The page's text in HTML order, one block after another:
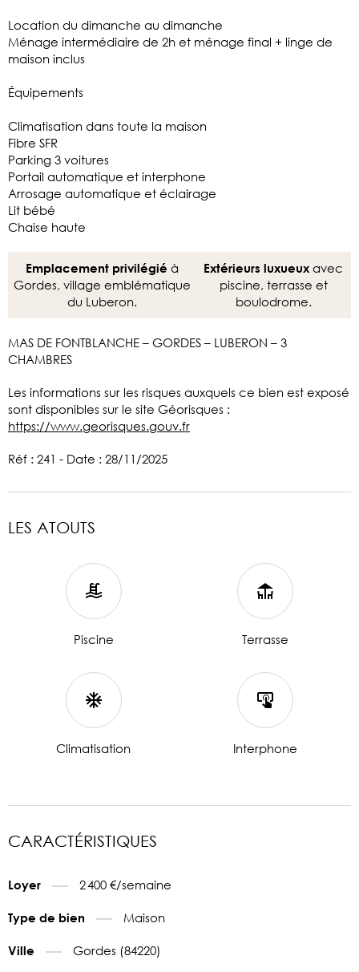
Location du dimanche au dimanche
Ménage intermédiaire de 2h et ménage final + linge de
maison inclus
Équipements
Climatisation dans toute la maison
Fibre SFR
Parking 3 voitures
Portail automatique et interphone
Arrosage automatique et éclairage
Lit bébé
Chaise haute
Emplacement privilégié à
Gordes, village emblématique
du Luberon.
Extérieurs luxueux avec
piscine, terrasse et
boulodrome.
MAS DE FONTBLANCHE – GORDES – LUBERON – 3
CHAMBRES
Les informations sur les risques auxquels ce bien est exposé
sont disponibles sur le site Géorisques :
https://www.georisques.gouv.fr
Réf : 241 - Date : 28/11/2025
LES ATOUTS
Piscine Terrasse
Climatisation Interphone
CARACTÉRISTIQUES
Loyer 2 400 €/semaine
Type de bien Maison
Ville Gordes (84220)